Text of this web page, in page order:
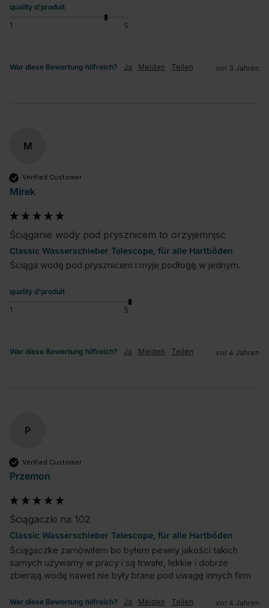
quality d'produit
1 5
War diese Bewertung hilfreich? Ja Melden Teilen vor 3 Jahren
M
Verified Customer
Mirek
Ściąganie wody pod prysznicem to orzyjemnjsc
Classic Wasserschieber Telescope, für alle Hartböden
Ściąga wodę pod prysznicem i myje podłogę w jednym.
quality d'produit
1 5
War diese Bewertung hilfreich? Ja Melden Teilen vor 4 Jahren
P
Verified Customer
Przemon
Ściągaczki na 102
Classic Wasserschieber Telescope, für alle Hartböden
Ściągaczke zamówiłem bo byłem pewny jakości takich
samych używamy w pracy i są trwałe, lekkie i dobrze
zbierają wodę nawet nie były brane pod uwagę innych firm
War diese Bewertung hilfreich? Ja Melden Teilen vor 4 Jahren